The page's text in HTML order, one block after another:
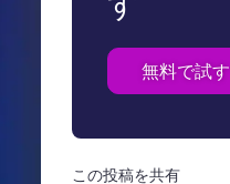
無料で試す
この投稿を共有